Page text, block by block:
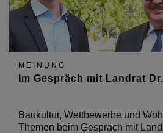
MEINUNG
Im Gespräch mit Landrat
Baukultur, Wettbewerbe und
Themen beim Gespräch mit